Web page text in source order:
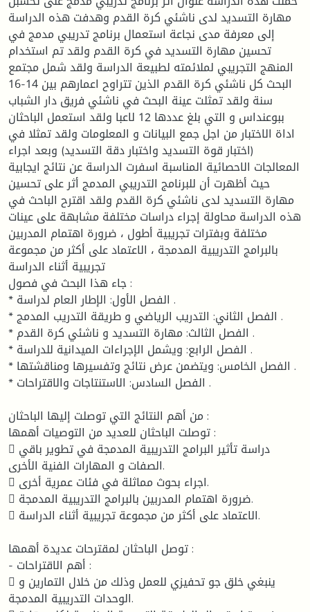
مهارة التسديد لدى ناشئي كرة القدم وهدفت هذه الدراسة
إلى معرفة مدى نجاعة استعمال برنامج تدريبي مدمج في
تحسين مهارة التسديد في كرة القدم ولقد تم استخدام
المنهج التجريبي لملائمته لطبيعة الدراسة ولقد شمل مجتمع
البحث كل ناشئي كرة القدم الذين تتراوح اعمارهم بين 14-16
سنة ولقد تمثلت عينة البحث في ناشئي فريق دار الشباب
ببوعنداس و التي بلغ عددها 12 لاعبا ولقد استعمل الباحثان
اداة الاختبار من اجل جمع البيانات و المعلومات ولقد تمثلا في
(اختبار قوة التسديد واختبار دقة التسديد) وبعد اجراء
المعالجات الاحصائية المناسبة اسفرت الدراسة عن نتائج ايجابية
حيث أظهرت أن للبرنامج التدريبي المدمج أثر على تحسين
مهارة التسديد لدى ناشئي كرة القدم ولقد اقترح الباحث في
هذه الدراسة محاولة إجراء دراسات مختلفة مشابهة على عينات
مختلفة وبفترات تجريبية أطول ، ضرورة اهتمام المدربين
بالبرامج التدريبية المدمجة ، الاعتماد على أكثر من مجموعة
تجريبية أثناء الدراسة
جاء هذا البحث في فصول :
* الفصل الأول: الإطار العام لدراسة .
* الفصل الثاني: التدريب الرياضي و طريقة التدريب المدمج .
* الفصل الثالث: مهارة التسديد و ناشئي كرة القدم .
* الفصل الرابع: ويشمل الإجراءات الميدانية للدراسة .
* الفصل الخامس: ويتضمن عرض نتائج وتفسيرها ومناقشتها .
* الفصل السادس: الاستنتاجات والاقتراحات .
من أهم النتائج التي توصلت إليها الباحثان :
توصلت الباحثان للعديد من التوصيات أهمها :
 دراسة تأثير البرامج التدريبية المدمجة في تطوير باقي
الصفات و المهارات الفنية الأخرى.
 اجراء بحوث مماثلة في فئات عمرية أخرى.
 ضرورة اهتمام المدربين بالبرامج التدريبية المدمجة.
 الاعتماد على أكثر من مجموعة تجريبية أثناء الدراسة.
توصل الباحثان لمقترحات عديدة أهمها :
- أهم الاقتراحات :
 ينبغي خلق جو تحفيزي للعمل وذلك من خلال التمارين و
الوحدات التدريبية المدمجة.